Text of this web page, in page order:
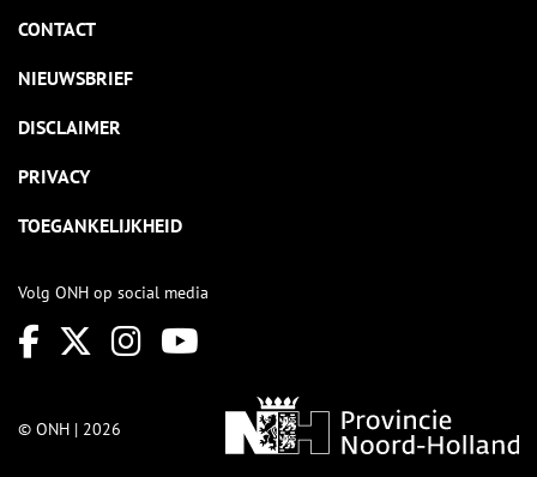
CONTACT
NIEUWSBRIEF
DISCLAIMER
PRIVACY
TOEGANKELIJKHEID
Volg ONH op social media
© ONH | 2026